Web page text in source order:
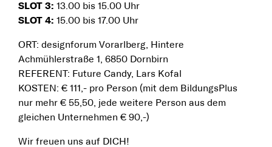
SLOT 3: 13.00 bis 15.00 Uhr
SLOT 4: 15.00 bis 17.00 Uhr
ORT: designforum Vorarlberg, Hintere
Achmühlerstraße 1, 6850 Dornbirn
REFERENT: Future Candy, Lars Kofal
KOSTEN: € 111,- pro Person (mit dem BildungsPlus
nur mehr € 55,50, jede weitere Person aus dem
gleichen Unternehmen € 90,-)
Wir freuen uns auf DICH!